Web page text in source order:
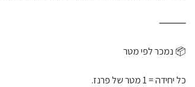
⸻
📦 נמכר לפי מטר
כל יחידה = 1 מטר של פרנז.